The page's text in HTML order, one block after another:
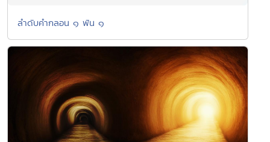
ลำดับคำกลอน ๑ พัน ๑